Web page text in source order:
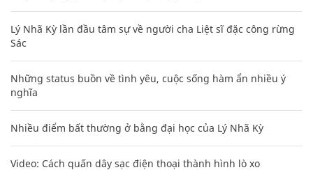
Lý Nhã Kỳ lần đầu tâm sự về người cha Liệt sĩ đặc công rừng
Sác
Những status buồn về tình yêu, cuộc sống hàm ẩn nhiều ý
nghĩa
Nhiều điểm bất thường ở bằng đại học của Lý Nhã Kỳ
Video: Cách quấn dây sạc điện thoại thành hình lò xo